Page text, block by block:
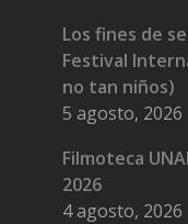
Los fines de
Festival
no tan niños)
5 agosto, 2026
Filmoteca
2026
4 agosto, 2026